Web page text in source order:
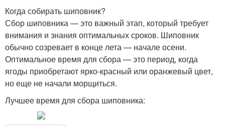
Когда собирать шиповник?
Сбор шиповника — это важный этап, который требует
внимания и знания оптимальных сроков. Шиповник
обычно созревает в конце лета — начале осени.
Оптимальное время для сбора — это период, когда
ягоды приобретают ярко-красный или оранжевый цвет,
но еще не начали морщиться.
Лучшее время для сбора шиповника: